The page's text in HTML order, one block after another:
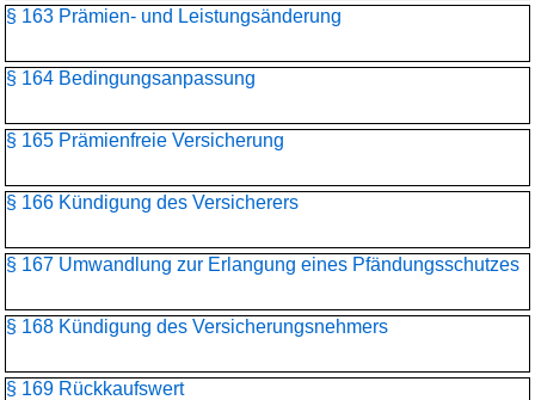
§ 163 Prämien- und Leistungsänderung
§ 164 Bedingungsanpassung
§ 165 Prämienfreie Versicherung
§ 166 Kündigung des Versicherers
§ 167 Umwandlung zur Erlangung eines Pfändungsschutzes
§ 168 Kündigung des Versicherungsnehmers
§ 169 Rückkaufswert